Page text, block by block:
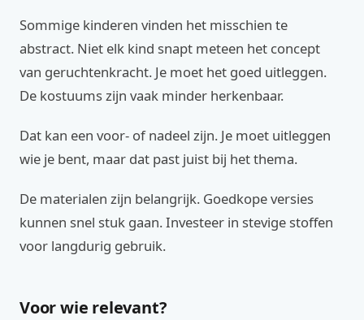
Sommige kinderen vinden het misschien te
abstract. Niet elk kind snapt meteen het concept
van geruchtenkracht. Je moet het goed uitleggen.
De kostuums zijn vaak minder herkenbaar.
Dat kan een voor- of nadeel zijn. Je moet uitleggen
wie je bent, maar dat past juist bij het thema.
De materialen zijn belangrijk. Goedkope versies
kunnen snel stuk gaan. Investeer in stevige stoffen
voor langdurig gebruik.
Voor wie relevant?